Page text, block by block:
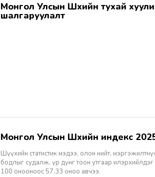
Монгол Улсын Шүүхийн тухай хуулийн хэрэгжилт: Шүүгчийн сонгон
шалгаруулалт
Монгол Улсын Шүүхийн индекс
Шүүхийн статистик мэдээ, олон нийт,
бодлыг судалж, үр дүнг тоон утгаар
100 онооноос 57,33 оноо авчээ.